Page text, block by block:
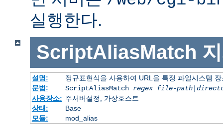
실행한다.
ScriptAliasMatch
설명:
정규표현식을 사용하여 URL을 특정 파일시스템
문법:
ScriptAliasMatch regex file-path|
사용장소: 주서버설정, 가상호스트
상태:
Base
모듈:
mod_alias